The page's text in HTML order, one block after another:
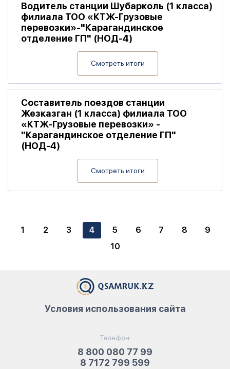
Водитель станции Шубарколь (1 класса)
филиала ТОО «КТЖ-Грузовые
перевозки»-"Карагандинское
отделение ГП" (НОД-4)
Смотреть итоги
Составитель поездов станции
Жезказган (1 класса) филиала ТОО
«КТЖ-Грузовые перевозки» -
"Карагандинское отделение ГП"
(НОД-4)
Смотреть итоги
1 2 3 4 5 6 7 8
9
10
Телефон:
8 800 080 77 99
8 7172 799 599
Условия использования сайта